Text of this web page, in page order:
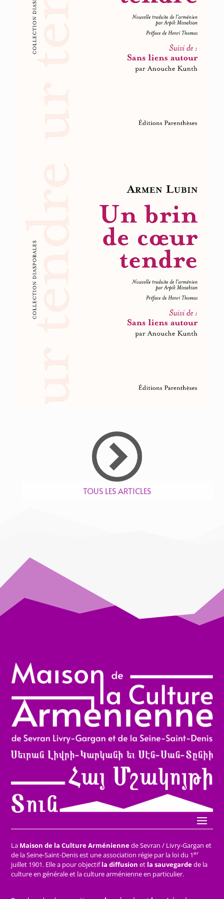
TOUS LES ARTICLES
La Maison de la Culture Arméniennede Sevran / Livry-Gargan et
de la Seine-Saint-Denis est une association régie par la loi du 1er
juillet 1901. Elle a pour objectifla diffusion et la sauvegardede la
culture en générale et la culture arménienne en particulier.